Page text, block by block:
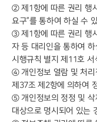
② 제1항에 따른 권리 행사
요구”를 통하여 하실 수
③ 제1항에 따른 권리 행
자 등 대리인을 통하여
시행규칙 별지 제11호
④ 개인정보 열람 및 처리
제37조 제2항에 의하여
⑤ 개인정보의 정정 및 삭
대상으로 명시되어 있는